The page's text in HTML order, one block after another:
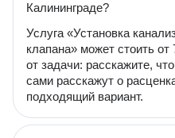
Калининграде?
Услуга «Установка
клапана» может стоить
от задачи: расскажите,
сами расскажут о
подходящий вариант.